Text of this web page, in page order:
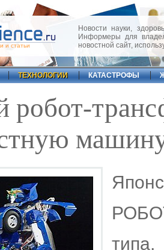
и статьи
Новости науки,
Информеры для
новостной сайт,
ТЕХНОЛОГИИ КАТАСТРОФЫ
робот-